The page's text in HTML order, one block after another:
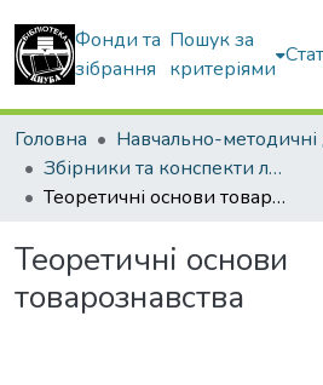
Фонди та
зібрання
Пошук за
критеріями
Головна
Збірники та конспекти лекцій
Теоретичні основи товарознавства
Теоретичні основи
товарознавства